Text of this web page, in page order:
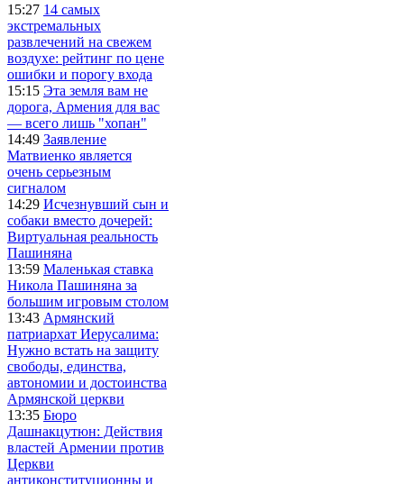
15:27 14 самых
экстремальных
развлечений на свежем
воздухе: рейтинг по цене
ошибки и порогу входа
15:15 Эта земля вам не
дорога, Армения для вас
— всего лишь "хопан"
14:49 Заявление
Матвиенко является
очень серьезным
сигналом
14:29 Исчезнувший сын и
собаки вместо дочерей:
Виртуальная реальность
Пашиняна
13:59 Маленькая ставка
Никола Пашиняна за
большим игровым столом
13:43 Армянский
патриархат Иерусалима:
Нужно встать на защиту
свободы, единства,
автономии и достоинства
Армянской церкви
13:35 Бюро
Дашнакцутюн: Действия
властей Армении против
Церкви
антиконституционны и